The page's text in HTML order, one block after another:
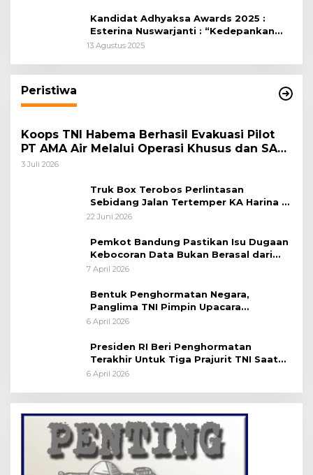
Kandidat Adhyaksa Awards 2025 :
Esterina Nuswarjanti : “Kedepankan
Keadilan Restoratif Wujudkan
13 Agustus 2025
Peristiwa
Koops TNI Habema Berhasil Evakuasi Pilot
PT AMA Air Melalui Operasi Khusus dan SAR
Taktis
3 Juli 2026
Truk Box Terobos Perlintasan
Sebidang Jalan Tertemper KA Harina di
Jalan Stasiun Poncol-Jrakah Semarang
22 Juni 2026
Pemkot Bandung Pastikan Isu Dugaan
Kebocoran Data Bukan Berasal dari
Server Disdukcapil
7 April 2026
Bentuk Penghormatan Negara,
Panglima TNI Pimpin Upacara
Pemakaman Militer
6 April 2026
Presiden RI Beri Penghormatan
Terakhir Untuk Tiga Prajurit TNI Saat
Persemayaman di Bandara Soekarno-
6 April 2026